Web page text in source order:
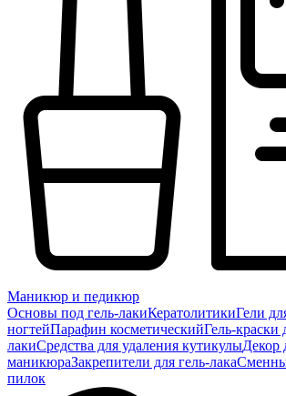
Маникюр и педикюр
Основы под гель-лакиКератолитикиГели
ногтейПарафин косметическийГель-краски
лакиСредства для удаления кутикулыДекор
маникюраЗакрепители для гель-лака
пилок